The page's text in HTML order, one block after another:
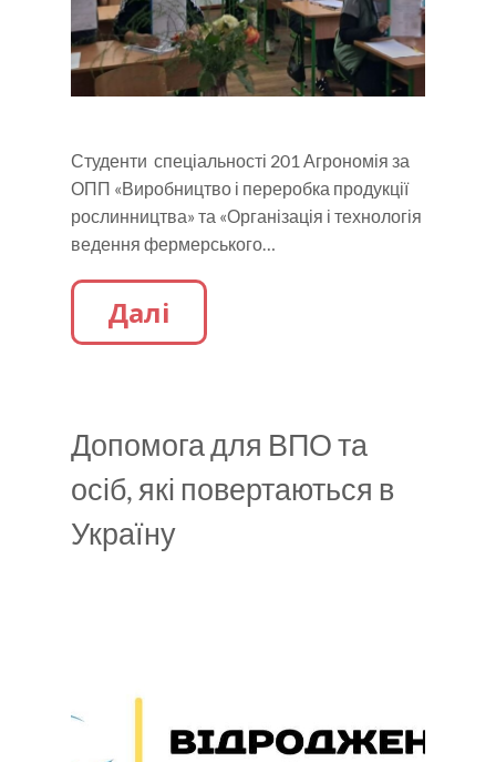
Студенти спеціальності 201 Агрономія за
ОПП «Виробництво і переробка продукції
рослинництва» та «Організація і технологія
ведення фермерського…
Далі
Допомога для ВПО та
осіб, які повертаються в
Україну